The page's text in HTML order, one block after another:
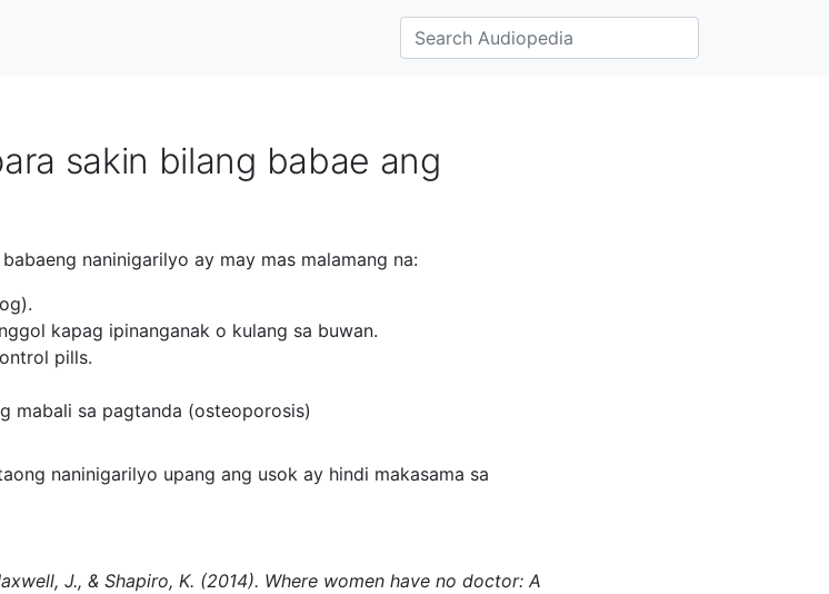
sakin bilang babae ang
naninigarilyo ay may mas malamang na:
kapag ipinanganak o kulang sa buwan.
pills.
mabali sa pagtanda (osteoporosis)
naninigarilyo upang ang usok ay hindi makasama sa
J., & Shapiro, K. (2014). Where women have no doctor: A